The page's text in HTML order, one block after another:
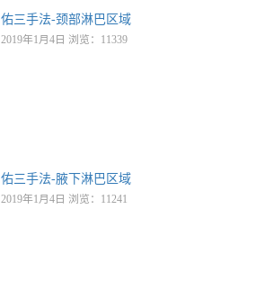
佑三手法-颈部淋巴区域
2019年1月4日 浏览：11339
佑三手法-腋下淋巴区域
2019年1月4日 浏览：11241